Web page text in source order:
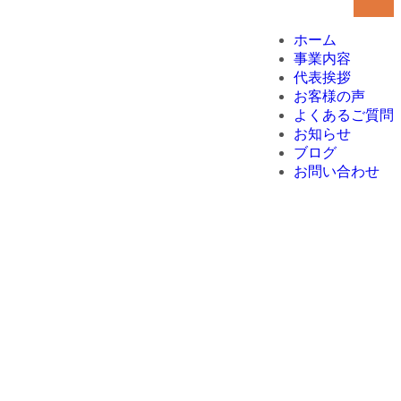
ホーム
事業内容
代表挨拶
お客様の声
よくあるご質問
お知らせ
ブログ
お問い合わせ